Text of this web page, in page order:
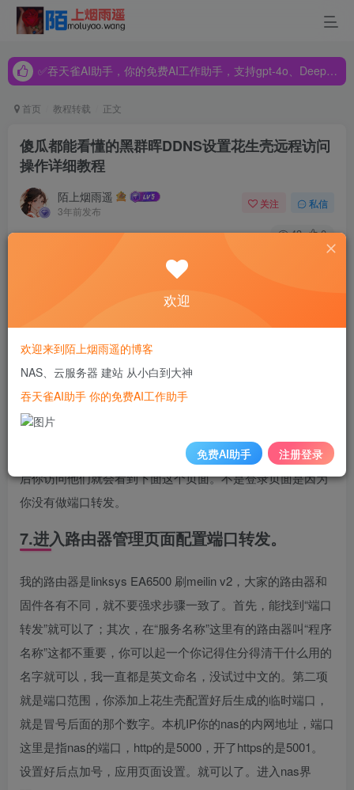
✅吞天雀AI助手，你的免费AI工作助手，支持gpt-4o、DeepSeek、Claude🔥🔥🔥🔥
✅吞天雀AI助手，你的免费AI工作助手，支持gpt-4o、DeepSeek、Claude🔥🔥🔥🔥
首页 教程转载 正文
傻瓜都能看懂的黑群晖DDNS设置花生壳远程访问
操作详细教程
陌上烟雨遥
3年前发布
关注 私信
43 0
6.点击上图绑定账户成功后的“进入管理平
台”，然后进入左侧栏的“内网穿透”，再点新
页面上的红色按钮“立即开通”。
你再点击“正式版”然后会发现“更大的世界”
还是个人免费版吧，相对便宜点。
配置成功后，你会获得一个带有冒号和数字的二级域名。然
后你访问他们就会看到下面这个页面。不是登录页面是因为
你没有做端口转发。
7.进入路由器管理页面配置端口转发。
我的路由器是linksys EA6500 刷meilin v2，大家的路由器和
固件各有不同，就不要强求步骤一致了。首先，能找到“端口
转发”就可以了；其次，在“服务名称”这里有的路由器叫“程序
名称”这都不重要，你可以起一个你记得住分得清干什么用的
名字就可以，我一直都是英文命名，没试过中文的。第二项
就是端口范围，你添加上花生壳配置好后生成的临时端口，
就是冒号后面的那个数字。本机IP你的nas的内网地址，端口
这里是指nas的端口，http的是5000，开了https的是5001。
设置好后点加号，应用页面设置。就可以了。进入nas界
欢迎
欢迎来到陌上烟雨遥的博客
NAS、云服务器 建站 从小白到大神
吞天雀AI助手 你的免费AI工作助手
免费AI助手 注册登录